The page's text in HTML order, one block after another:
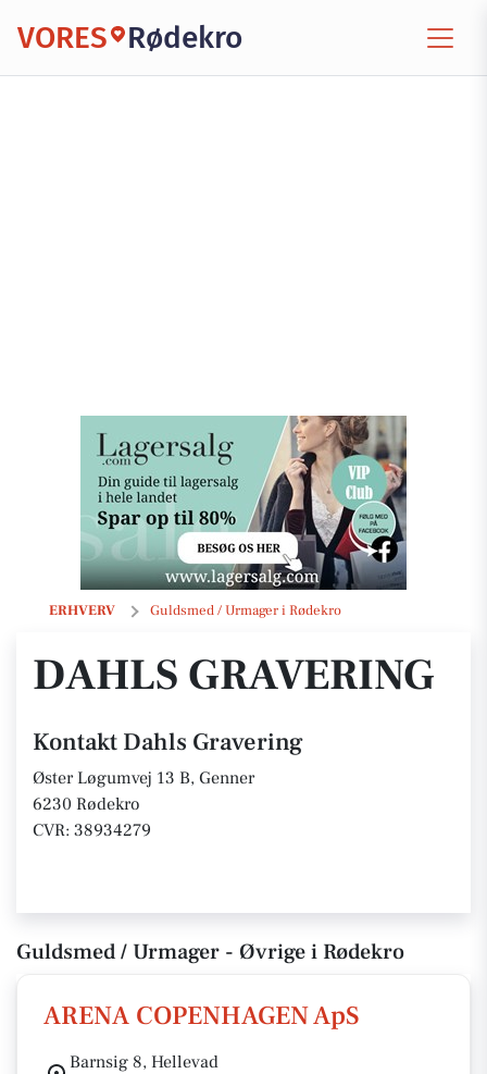
VORES Rødekro
ERHVERV Guldsmed / Urmager i Rødekro
Dahls Gravering
DAHLS GRAVERING
Kontakt Dahls Gravering
Øster Løgumvej 13 B, Genner
6230 Rødekro
CVR: 38934279
Guldsmed / Urmager - Øvrige i Rødekro
ARENA COPENHAGEN ApS
Barnsig 8, Hellevad